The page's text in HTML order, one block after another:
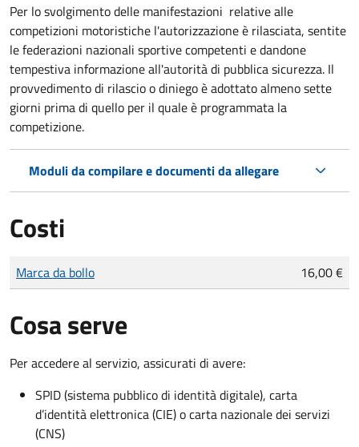
Per lo svolgimento delle manifestazioni relative alle
competizioni motoristiche l'autorizzazione è rilasciata, sentite
le federazioni nazionali sportive competenti e dandone
tempestiva informazione all'autorità di pubblica sicurezza. Il
provvedimento di rilascio o diniego è adottato almeno sette
giorni prima di quello per il quale è programmata la
competizione.
Moduli da compilare e documenti da allegare
Costi
Tipo di pagamento
Importo
Marca da bollo 16,00 €
Cosa serve
Per accedere al servizio, assicurati di avere:
SPID (sistema pubblico di identità digitale), carta
d’identità elettronica (CIE) o carta nazionale dei servizi
(CNS)